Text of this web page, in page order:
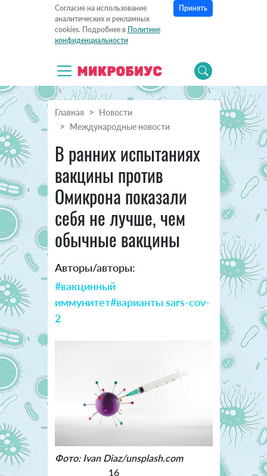
Согласие на использование
аналитических и рекламных
cookies. Подробнее в Политике
конфиденциальности
Принять
Главная
Новости
Международные новости
В ранних испытаниях
вакцины против
Омикрона показали
себя не лучше, чем
обычные вакцины
Авторы/авторы:
#вакцинный
иммунитет#варианты sars-cov-
2
Фото: Ivan Diaz/unsplash.com
16